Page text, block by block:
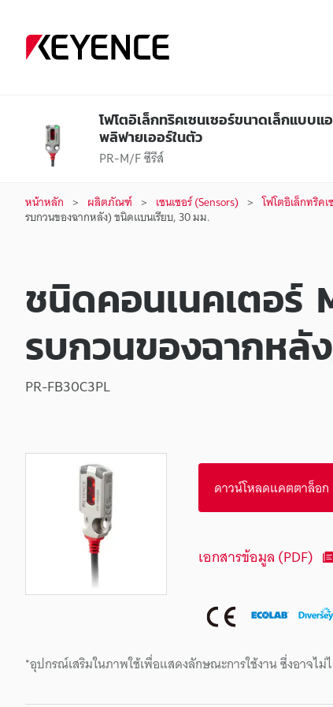
โฟโตอิเล็กทริคเซนเซอร์ขนาดเล็กแบบแ
พลิฟายเออร์ในตัว
PR-M/F ซีรีส์
หน้าหลัก ผลิตภัณฑ์ เซนเซอร์ (Sensors) โฟโตอิเล็กทริค
รบกวนของฉากหลัง) ชนิดแบนเรียบ, 30 มม.
ชนิดคอนเนคเตอร์
รบกวนของฉากหลั
PR-FB30C3PL
*อุปกรณ์เสริมในภาพใช้เพื่อแสดงลักษณะการใช้งาน ซึ่งอาจ
ดาวน์โหลดแคตตาล็อก
เอกสารข้อมูล (PDF)